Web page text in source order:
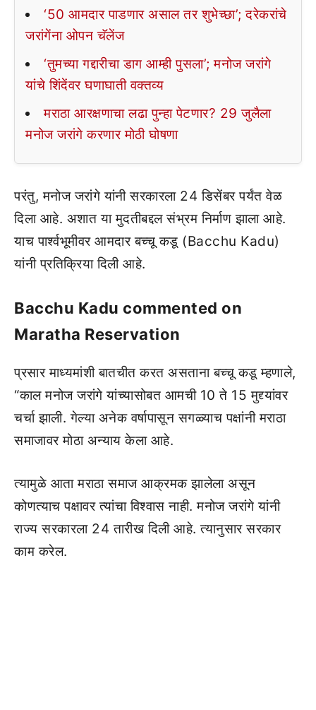
‘50 आमदार पाडणार असाल तर शुभेच्छा’; दरेकरांचे
जरांगेंना ओपन चॅलेंज
‘तुमच्या गद्दारीचा डाग आम्ही पुसला’; मनोज जरांगे
यांचे शिंदेंवर घणाघाती वक्तव्य
मराठा आरक्षणाचा लढा पुन्हा पेटणार? 29 जुलैला
मनोज जरांगे करणार मोठी घोषणा
परंतु, मनोज जरांगे यांनी सरकारला 24 डिसेंबर पर्यंत वेळ
दिला आहे. अशात या मुदतीबद्दल संभ्रम निर्माण झाला आहे.
याच पार्श्वभूमीवर आमदार बच्चू कडू (Bacchu Kadu)
यांनी प्रतिक्रिया दिली आहे.
Bacchu Kadu commented on
Maratha Reservation
प्रसार माध्यमांशी बातचीत करत असताना बच्चू कडू म्हणाले,
“काल मनोज जरांगे यांच्यासोबत आमची 10 ते 15 मुद्द्यांवर
चर्चा झाली. गेल्या अनेक वर्षापासून सगळ्याच पक्षांनी मराठा
समाजावर मोठा अन्याय केला आहे.
त्यामुळे आता मराठा समाज आक्रमक झालेला असून
कोणत्याच पक्षावर त्यांचा विश्वास नाही. मनोज जरांगे यांनी
राज्य सरकारला 24 तारीख दिली आहे. त्यानुसार सरकार
काम करेल.